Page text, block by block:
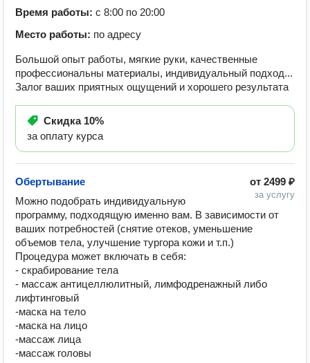
Время работы: с 8:00 по 20:00
Место работы: по адресу
Большой опыт работы, мягкие руки, качественные
профессиональны материалы, индивидуальный подход...
Залог ваших приятных ощущений и хорошего результата
Скидка 10%
за оплату курса
от 2499 ₽
за услугу
Обертывание
Можно подобрать индивидуальную
программу, подходящую именно вам. В зависимости от
ваших потребностей (снятие отеков, уменьшение
объемов тела, улучшение тургора кожи и т.п.)
Процедура может включать в себя:
- скрабирование тела
- массаж антицеллюлитный, лимфодренажный либо
лифтинговый
-маска на тело
-маска на лицо
-массаж лица